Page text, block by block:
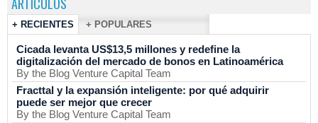
+ RECIENTES + POPULARES
Cicada levanta US$13,5 millones y redefine la
digitalización del mercado de bonos en Latinoamérica
By the Blog Venture Capital Team
Fracttal y la expansión inteligente: por qué adquirir
puede ser mejor que crecer
By the Blog Venture Capital Team